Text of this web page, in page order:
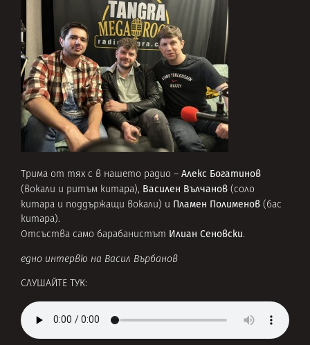
Трима от тях с в нашето радио – Алекс Богатинов
(вокали и ритъм китара), Василен Вълчанов (соло
китара и поддържащи вокали) и Пламен Полименов (бас
китара).
Отсъства само барабанистът Илиан Сеновски.
едно интервю на Васил Върбанов
СЛУШАЙТЕ ТУК: